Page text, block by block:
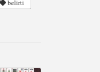
belirti